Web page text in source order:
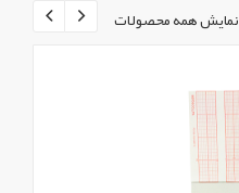
نمایش همه محصولات